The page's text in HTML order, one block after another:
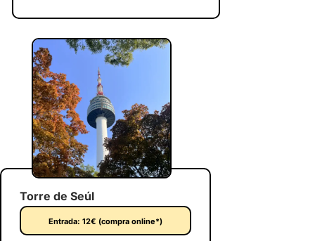
Torre de Seúl
Entrada: 12€ (compra online*)